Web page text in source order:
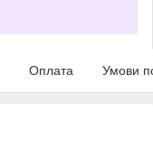
Оплата Умови